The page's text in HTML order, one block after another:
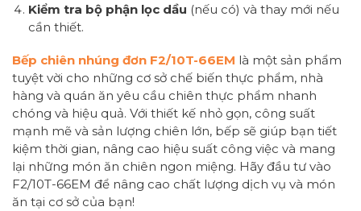
Kiểm tra bộ phận lọc dầu (nếu có) và thay mới nếu
cần thiết.
Bếp chiên nhúng đơn F2/10T-66EM là một sản phẩm
tuyệt vời cho những cơ sở chế biến thực phẩm, nhà
hàng và quán ăn yêu cầu chiên thực phẩm nhanh
chóng và hiệu quả. Với thiết kế nhỏ gọn, công suất
mạnh mẽ và sản lượng chiên lớn, bếp sẽ giúp bạn tiết
kiệm thời gian, nâng cao hiệu suất công việc và mang
lại những món ăn chiên ngon miệng. Hãy đầu tư vào
F2/10T-66EM để nâng cao chất lượng dịch vụ và món
ăn tại cơ sở của bạn!